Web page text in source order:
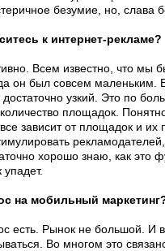
безумие, но, слава
к интернет-рекламе?
Всем известно, что мы
он был совсем маленьким.
узкий. Это по
площадок.
зависит от площадок и их
хорошо знаю, как это
на мобильный
есть. Рынок не большой. И
Во многом это